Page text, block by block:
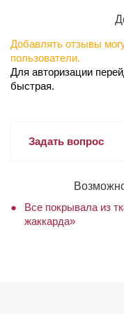
Добавлять отзывы
пользователи.
Для авторизации
быстрая.
Задать вопрос
Все покрывала из
жаккарда»